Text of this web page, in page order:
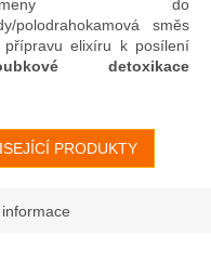
do
polodrahokamová směs
přípravu elixíru k posílení
detoxikace
začíná vždy
největšího orgánu s
množstvím funkcí,
Tento mix
PRODUKTY